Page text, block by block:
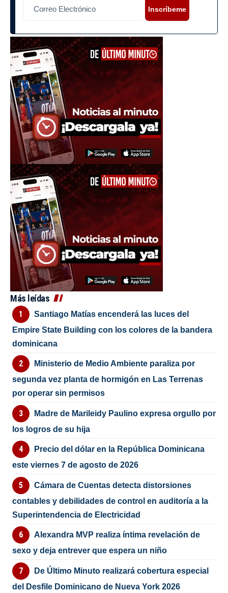
Inscríbeme
Más leídas
Santiago Matías encenderá las luces del
Empire State Building con los colores de la bandera
dominicana
Ministerio de Medio Ambiente paraliza por
segunda vez planta de hormigón en Las Terrenas
por operar sin permisos
Madre de Marileidy Paulino expresa orgullo por
los logros de su hija
Precio del dólar en la República Dominicana
este viernes 7 de agosto de 2026
Cámara de Cuentas detecta distorsiones
contables y debilidades de control en auditoría a la
Superintendencia de Electricidad
Alexandra MVP realiza íntima revelación de
sexo y deja entrever que espera un niño
De Último Minuto realizará cobertura especial
del Desfile Dominicano de Nueva York 2026